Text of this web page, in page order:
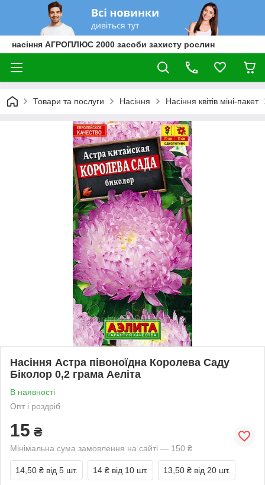
насіння АГРОПЛЮС 2000 засоби захисту рослин
Товари та послуги Насіння Насіння квітів міні-пакет
Насіння Астра півоноїдна Королева Саду
Біколор 0,2 грама Аеліта
В наявності
Опт і роздріб
15 ₴
Мінімальна сума замовлення на сайті — 150 ₴
14,50 ₴ від 5 шт. 14 ₴ від 10 шт. 13,50 ₴ від 20 шт.